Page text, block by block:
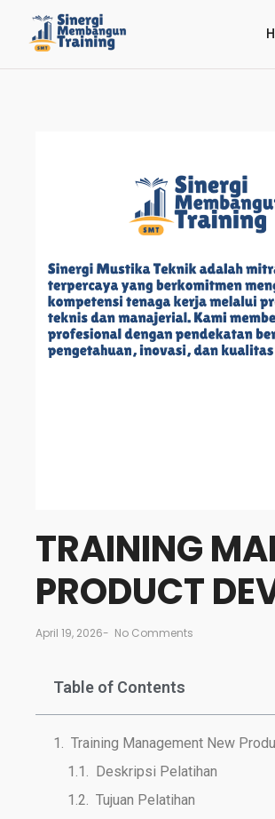
TRAINING
PRODUCT
April 19, 2026- No Comments
Table of Contents
Training Management New
Deskripsi Pelatihan
Tujuan Pelatihan